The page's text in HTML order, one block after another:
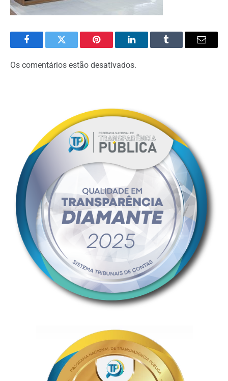
FacebookTwitter Pinterest O
LinkedIn
Tumblr
E-
Os comentários estão desativados.